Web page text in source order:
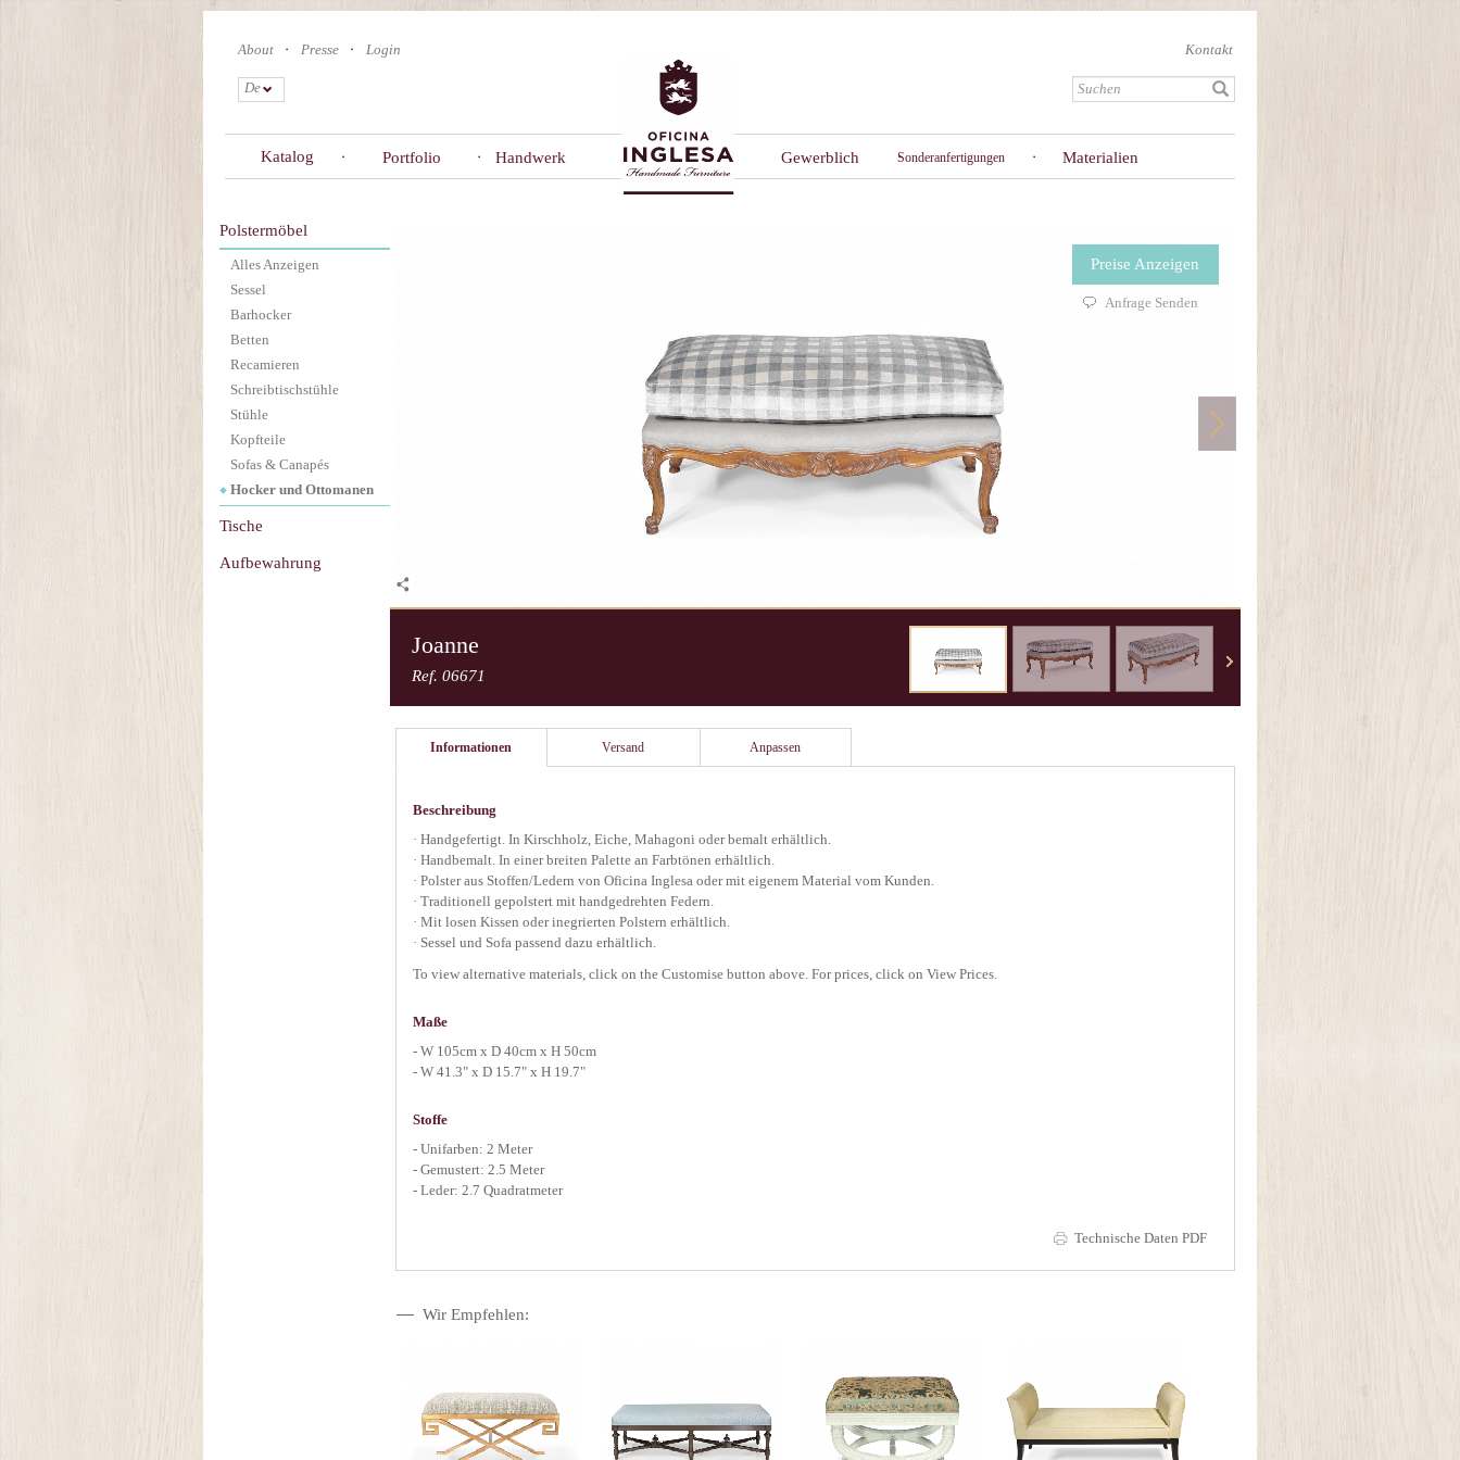
About Presse Login Kontakt
De
Katalog Portfolio Handwerk Gewerblich Sonderanfertigungen Materialien
Polstermöbel
Alles Anzeigen
Sessel
Barhocker
Betten
Recamieren
Schreibtischstühle
Stühle
Kopfteile
Sofas & Canapés
Hocker und Ottomanen
Tische
Aufbewahrung
Preise Anzeigen
Anfrage Senden
Joanne
Ref. 06671
Informationen Versand Anpassen
Beschreibung
· Handgefertigt. In Kirschholz, Eiche, Mahagoni oder bemalt erhältlich.
· Handbemalt. In einer breiten Palette an Farbtönen erhältlich.
· Polster aus Stoffen/Ledern von Oficina Inglesa oder mit eigenem Material vom Kunden.
· Traditionell gepolstert mit handgedrehten Federn.
· Mit losen Kissen oder inegrierten Polstern erhältlich.
· Sessel und Sofa passend dazu erhältlich.
To view alternative materials, click on the Customise button above. For prices, click on View Prices.
Maße
- W 105cm x D 40cm x H 50cm
- W 41.3" x D 15.7" x H 19.7"
Stoffe
- Unifarben: 2 Meter
- Gemustert: 2.5 Meter
- Leder: 2.7 Quadratmeter
Technische Daten PDF
Wir Empfehlen: